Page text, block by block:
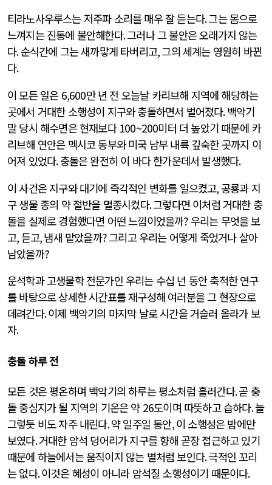
티라노사우루스는 저주파 소리를 매우 잘 듣는다.그는 몸으로
느껴지는 진동에 불안해한다.그러나 그 불안은 오래가지 않는
다.순식간에 그는 새까맣게 타버리고,그의 세계는 영원히 바뀐
다.
이 모든 일은 6,600만 년 전 오늘날 카리브해 지역에 해당하는
곳에서 거대한 소행성이 지구와 충돌하면서 벌어졌다.백악기
말 당시 해수면은 현재보다 100~200미터 더 높았기 때문에 카
리브해 연안은 멕시코 동부와 미국 남부 내륙 깊숙한 곳까지 이
어져 있었다.충돌은 완전히 이 바다 한가운데서 발생했다.
이 사건은 지구와 대기에 즉각적인 변화를 일으켰고, 공룡과 지
구 생물 종의 약 절반을 멸종시켰다.그렇다면 이처럼 거대한 충
돌을 실제로 경험했다면 어떤 느낌이었을까? 우리는 무엇을 보
고,듣고,냄새 맡았을까?그리고 우리는 어떻게 죽었거나 살아
남았을까?
운석학과 고생물학 전문가인 우리는 수십 년 동안 축적한 연구
를 바탕으로 상세한 시간표를 재구성해 여러분을 그 현장으로
데려간다.이제 백악기의 마지막 날로 시간을 거슬러 올라가 보
자.
충돌 하루 전
모든 것은 평온하며 백악기의 하루는 평소처럼 흘러간다.곧 충
돌 중심지가 될 지역의 기온은 약 26도이며 따뜻하고 습하다.늘
그렇듯 비도 자주 내린다.약 일주일 동안,이 소행성은 밤에만
보였다.거대한 암석 덩어리가 지구를 향해 곧장 접근하고 있기
때문에 하늘에서는 움직이지 않는 별처럼 보인다.극적인 꼬리
는 없다.이것은 혜성이 아니라 암석질 소행성이기 때문이다.